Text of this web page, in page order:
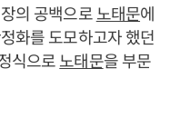
의 공백으로노태문에
화를 도모하고자 했던
식으로노태문을 부문